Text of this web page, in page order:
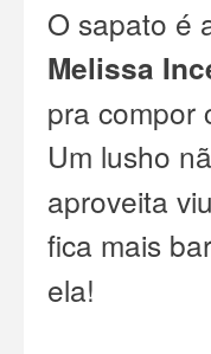
O sapato é
Melissa
pra compor
Um lusho
aproveita
fica mais
ela!